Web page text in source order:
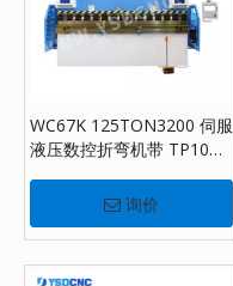
WC67K 125TON3200 伺服
液压数控折弯机带 TP10，
询价